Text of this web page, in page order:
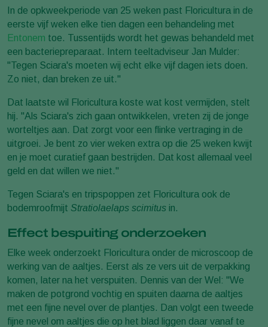
In de opkweekperiode van 25 weken past Floricultura in de
eerste vijf weken elke tien dagen een behandeling met
Entonem toe. Tussentijds wordt het gewas behandeld met
een bacteriepreparaat. Intern teeltadviseur Jan Mulder:
"Tegen Sciara's moeten wij echt elke vijf dagen iets doen.
Zo niet, dan breken ze uit."
Dat laatste wil Floricultura koste wat kost vermijden, stelt
hij. "Als Sciara's zich gaan ontwikkelen, vreten zij de jonge
worteltjes aan. Dat zorgt voor een flinke vertraging in de
uitgroei. Je bent zo vier weken extra op die 25 weken kwijt
en je moet curatief gaan bestrijden. Dat kost allemaal veel
geld en dat willen we niet."
Tegen Sciara's en tripspoppen zet Floricultura ook de
bodemroofmijt Stratiolaelaps scimitus in.
Effect bespuiting onderzoeken
Elke week onderzoekt Floricultura onder de microscoop de
werking van de aaltjes. Eerst als ze vers uit de verpakking
komen, later na het verspuiten. Dennis van der Wel: "We
maken de potgrond vochtig en spuiten daarna de aaltjes
met een fijne nevel over de plantjes. Dan volgt een tweede
fijne nevel om aaltjes die op het blad liggen daar vanaf te